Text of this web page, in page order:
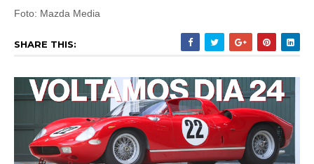
Foto: Mazda Media
SHARE THIS: